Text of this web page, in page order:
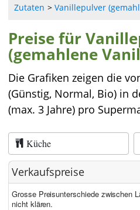
Zutaten Vanillepulver
Preise für
(gemahlene
Die Grafiken zeigen die
(Günstig, Normal, Bio) in
(max. 3 Jahre) pro
Küche
Verkaufspreise
Grosse Preisunterschiede zwischen
nicht klären.